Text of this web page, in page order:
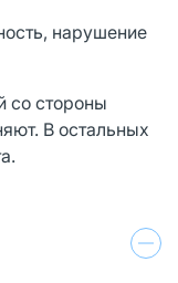
нарушение
со стороны
В остальных